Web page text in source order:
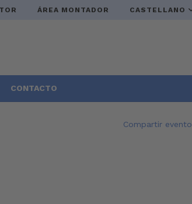
ÁREA MONTADOR CASTELLANO
CONTACTO
Compartir evento